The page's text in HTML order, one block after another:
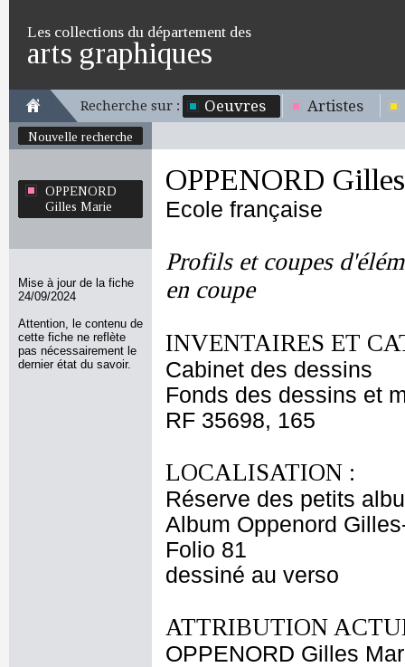
Les collections du département des
arts graphiques
Recherche sur : Oeuvres Artistes
Nouvelle recherche
OPPENORD
Gilles Marie
Mise à jour de la fiche
24/09/2024
Attention, le contenu de
cette fiche ne reflète
pas nécessairement le
dernier état du savoir.
OPPENORD
Ecole française
Profils et coupes
en coupe
INVENTAIRES ET
Cabinet des dessins
Fonds des dessins et
RF 35698, 165
LOCALISATION :
Réserve des petits
Album Oppenord
Folio 81
dessiné au verso
ATTRIBUTION
OPPENORD Gilles